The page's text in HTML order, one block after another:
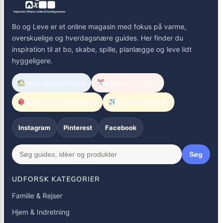
Bo og Leve er et online magasin med fokus på varme,
overskuelige og hverdagsnære guides. Her finder du
inspiration til at bo, skabe, spille, planlægge og leve lidt
hyggeligere.
Spil & Underholdning Familie & Rejser
Instagram Pinterest Facebook
Søg
UDFORSK KATEGORIER
Familie & Rejser
Hjem & Indretning